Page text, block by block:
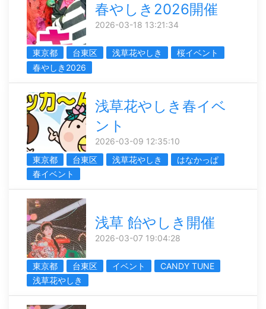
春やしき2026開催
2026-03-18 13:21:34
東京都 台東区 浅草花やしき
桜イベント
春やしき2026
浅草花やしき春イベ
ント
2026-03-09 12:35:10
東京都
台東区 浅草花やしき
はなかっぱ
春イベント
浅草 飴やしき開催
2026-03-07 19:04:28
東京都 台東区 イベント
CANDY TUNE
浅草花やしき